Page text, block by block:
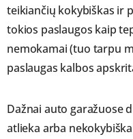
teikiančių kokybiškas ir
tokios paslaugos kaip
nemokamai (tuo tarpu
paslaugas kalbos
Dažnai auto garažuose
atlieka arba